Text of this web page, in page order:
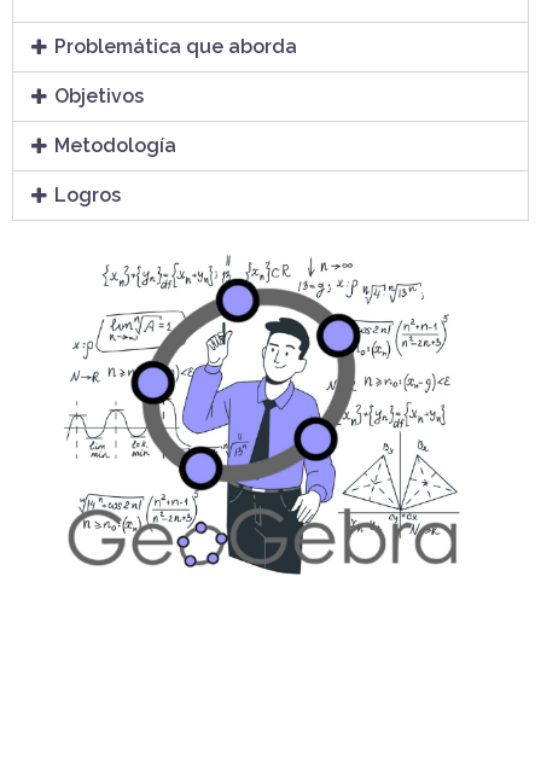
Problemática que aborda
Objetivos
Metodología
Logros